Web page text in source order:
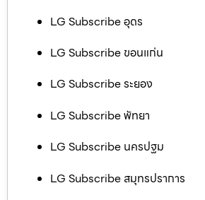
LG Subscribe อุดร
LG Subscribe ขอนแก่น
LG Subscribe ระยอง
LG Subscribe พัทยา
LG Subscribe นครปฐม
LG Subscribe สมุทรปราการ